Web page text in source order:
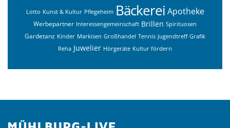
Lotto Kunst & Kultur Pflegeheim Bäckerei Apotheke
Werbepartner Interessengemeinschaft Brillen Spirituosen
Gardetanz Kinder Markisen Großhandel Tennis Jugendtreff Grafik
Reha Juwelier Hörgeräte Kultur fördern